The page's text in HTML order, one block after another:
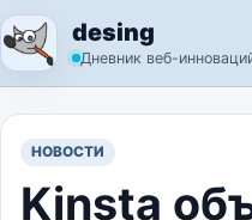
Перейти к содержимому
desing
Дневник веб-
НОВОСТИ
Kinsta